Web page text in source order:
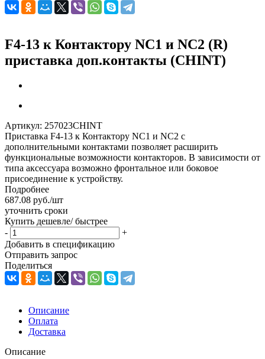
F4-13 к Контактору NC1 и NC2 (R)
приставка доп.контакты (CHINT)
Артикул: 257023CHINT
Приставка F4-13 к Контактору NC1 и NC2 с
дополнительными контактами позволяет расширить
функциональные возможности контакторов. В зависимости от
типа аксессуара возможно фронтальное или боковое
присоединение к устройству.
Подробнее
687.08 руб./шт
уточнить сроки
Купить дешевле/ быстрее
-
+
Добавить в спецификацию
Отправить запрос
Поделиться
Описание
Оплата
Доставка
Описание